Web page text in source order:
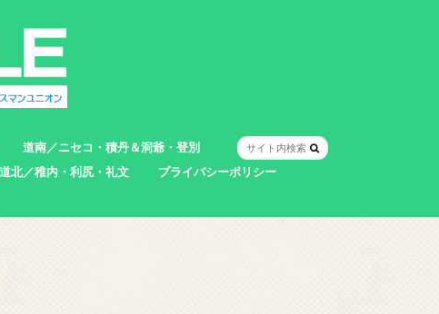
道南／ニセコ・積丹＆洞爺・登別
室蘭市
登別市
洞爺湖町
真狩村
共和町
壮瞥町
積丹町
神恵内村
道北／稚内・利尻・礼文
プライバシーポリシー